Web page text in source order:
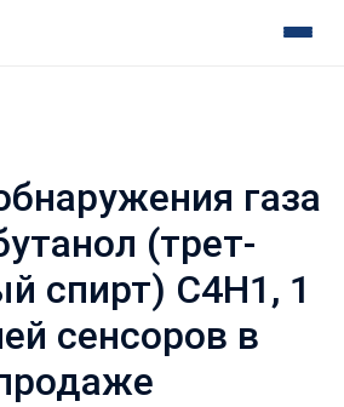
газа
(трет-
спирт) C4H1, 1
сенсоров в